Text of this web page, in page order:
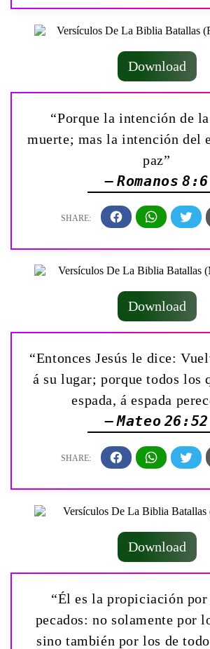
Download
“Porque la intención de
muerte; mas la intención del
paz”
— Romanos 8:6
Download
“Entonces Jesús le dice:
á su lugar; porque todos los
espada, á espada
— Mateo 26:52
Download
“Él es la propiciación por
pecados: no solamente por
sino también por los de